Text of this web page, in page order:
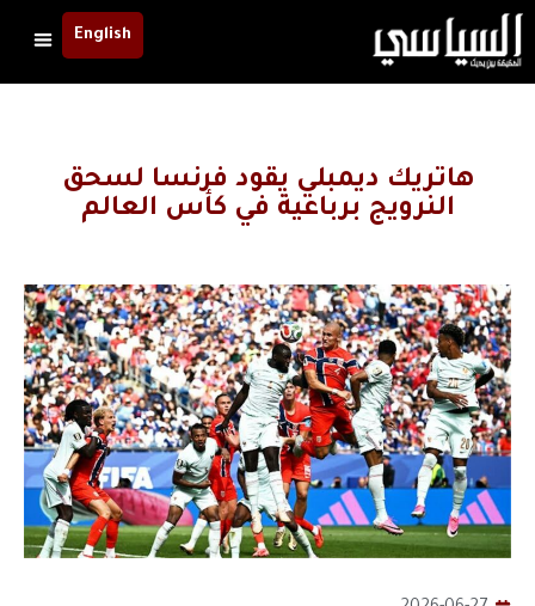
English
هاتريك ديمبلي يقود فرنسا لسحق
النرويج برباعية في كأس العالم